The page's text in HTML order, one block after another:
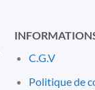
C.G.V
Politique de